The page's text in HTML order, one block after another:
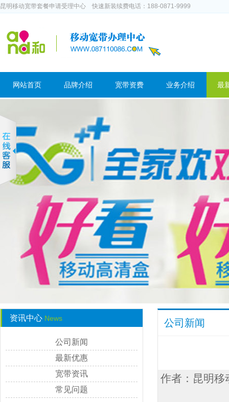
昆明移动宽带套餐申请受理中心 快速新装续费电话：188-0871-9999
网站首页 品牌介绍 宽带资费 业务介绍 最
资讯中心 News
公司新闻
最新优惠
宽带资讯
常见问题
公司新闻
作者：昆明移